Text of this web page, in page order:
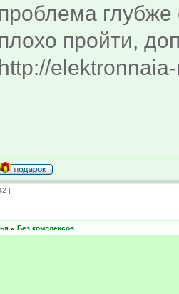
проблема
плохо пройти,
http://
]
» Без комплексов